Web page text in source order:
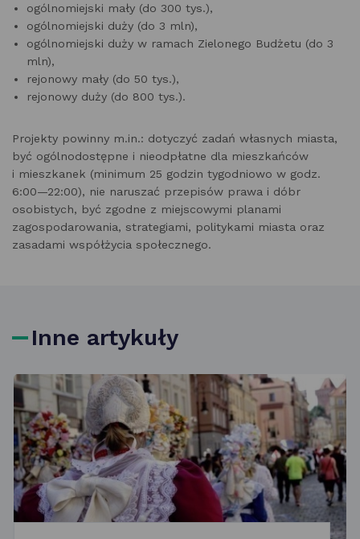
ogólnomiejski mały (do 300 tys.),
ogólnomiejski duży (do 3 mln),
ogólnomiejski duży w ramach Zielonego Budżetu (do 3
mln),
rejonowy mały (do 50 tys.),
rejonowy duży (do 800 tys.).
Projekty powinny m.in.: dotyczyć zadań własnych miasta,
być ogólnodostępne i nieodpłatne dla mieszkańców
i mieszkanek (minimum 25 godzin tygodniowo w godz.
6:00—22:00), nie naruszać przepisów prawa i dóbr
osobistych, być zgodne z miejscowymi planami
zagospodarowania, strategiami, politykami miasta oraz
zasadami współżycia społecznego.
Inne artykuły